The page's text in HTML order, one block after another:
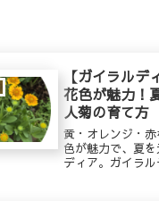
【ガイラル
花色が魅力！
人菊の育て方
黄・オレンジ・
色が魅力で、夏
ディア。ガイラ